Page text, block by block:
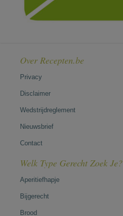
Over Recepten.be
Privacy
Disclaimer
Wedstrijdreglement
Nieuwsbrief
Contact
Welk Type Gerecht Zoek Je?
Aperitiefhapje
Bijgerecht
Brood